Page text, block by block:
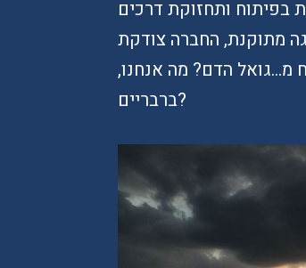
בפיתוח ותחזוקת דרכים
מתוקנת, החברה צודקת
מ…גואל הדם? מה אנחנו,
ברבריים?